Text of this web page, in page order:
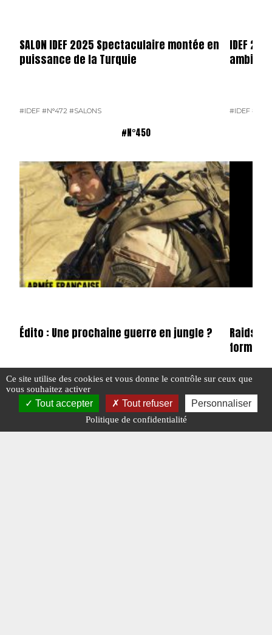
SALON IDEF 2025 Spectaculaire montée en
puissance de la Turquie
#IDEF #N°472 #SALONS
IDEF
#IDEF
#N°450
Édito : Une prochaine guerre en jungle ?
#EDITO #N°450
Raids
format
#E-MAG
#SALONS
Ce site utilise des cookies et vous donne le contrôle sur ceux que
vous souhaitez activer
Tout accepter Tout refuser Personnaliser
Politique de confidentialité